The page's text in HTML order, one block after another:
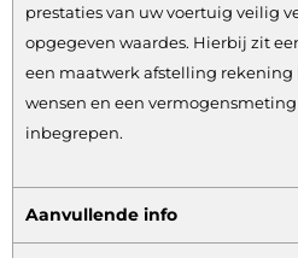
prestaties van uw voertuig veilig
opgegeven waardes. Hierbij zit
een maatwerk afstelling
wensen en een
inbegrepen.
Aanvullende info